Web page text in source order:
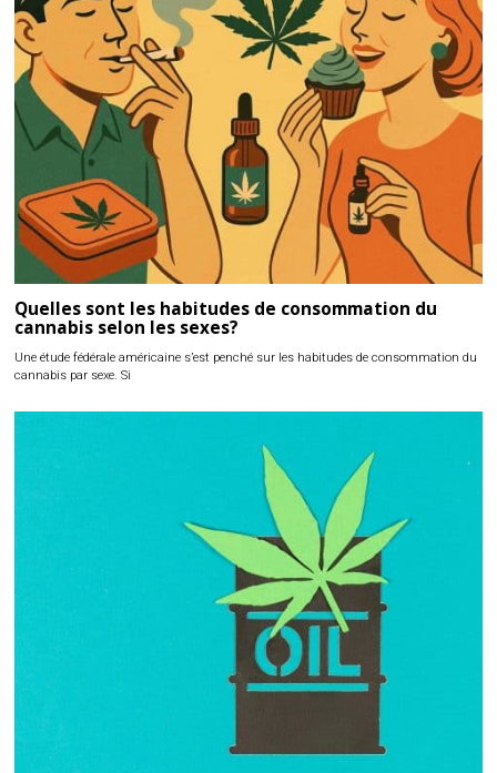
Quelles sont les habitudes de consommation du
cannabis selon les sexes?
Une étude fédérale américaine s’est penché sur les habitudes de consommation du
cannabis par sexe. Si